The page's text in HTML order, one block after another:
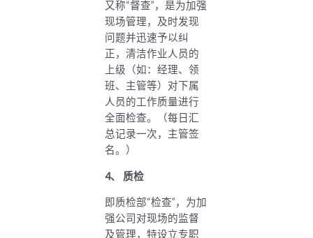
又称“督查”，是为加强
现场管理，及时发现
问题并迅速予以纠
正，清洁作业人员的
上级（如：经理、领
班、主管等）对下属
人员的工作质量进行
全面检查。（每日汇
总记录一次，主管签
名。）
4、 质检
即质检部“检查”，为加
强公司对现场的监督
及管理，特设立专职